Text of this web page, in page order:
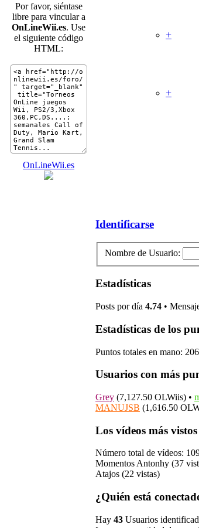
Por favor, siéntase
libre para vincular a
OnLineWii.es. Use
el siguiente código
HTML:
OnLineWii.es
+
+
Identificarse
Nombre de Usuario:
Estadísticas
Posts por día 4.74 •
Estadísticas de los
Puntos totales en mano:
Usuarios con más
Grey (7,127.50 OLWiis) •
MANUJSB (1,616.50
Los vídeos más vistos
Número total de vídeos:
Momentos Antonhy (37
Atajos (22 vistas)
¿Quién está
Hay 43 Usuarios